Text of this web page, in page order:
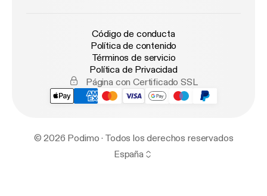
Código de conducta
Política de contenido
Términos de servicio
Política de Privacidad
Página con Certificado SSL
© 2026 Podimo · Todos los derechos reservados
España